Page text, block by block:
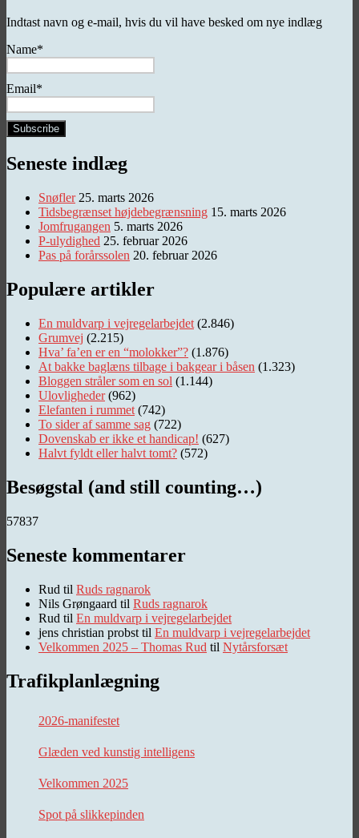
Indtast navn og e-mail, hvis du vil have besked om nye indlæg
Name*
Email*
Seneste indlæg
Snøfler 25. marts 2026
Tidsbegrænset højdebegrænsning 15. marts 2026
Jomfrugangen 5. marts 2026
P-ulydighed 25. februar 2026
Pas på forårssolen 20. februar 2026
Populære artikler
En muldvarp i vejregelarbejdet (2.846)
Grumvej (2.215)
Hva’ fa’en er en “molokker”? (1.876)
At bakke baglæns tilbage i bakgear i båsen (1.323)
Bloggen stråler som en sol (1.144)
Ulovligheder (962)
Elefanten i rummet (742)
To sider af samme sag (722)
Dovenskab er ikke et handicap! (627)
Halvt fyldt eller halvt tomt? (572)
Besøgstal (and still counting…)
57837
Seneste kommentarer
Rud til Ruds ragnarok
Nils Grøngaard til Ruds ragnarok
Rud til En muldvarp i vejregelarbejdet
jens christian probst til En muldvarp i vejregelarbejdet
Velkommen 2025 – Thomas Rud til Nytårsforsæt
Trafikplanlægning
2026-manifestet
Glæden ved kunstig intelligens
Velkommen 2025
Spot på slikkepinden